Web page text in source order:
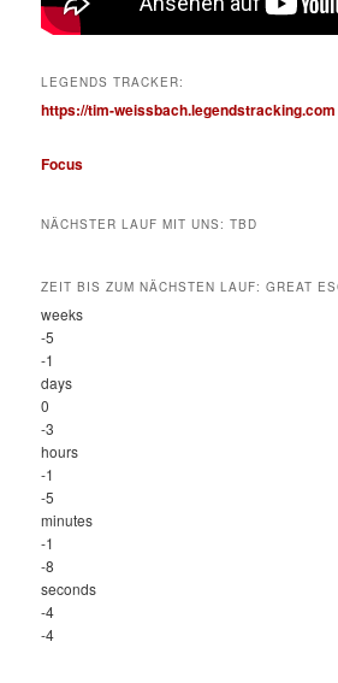
LEGENDS TRACKER:
https://tim-weissbach.legendstracking.com
Focus
NÄCHSTER LAUF MIT UNS: TBD
ZEIT BIS ZUM NÄCHSTEN LAUF: GREAT
weeks
-5
-1
days
0
-3
hours
-1
-5
minutes
-1
-8
seconds
-4
-4